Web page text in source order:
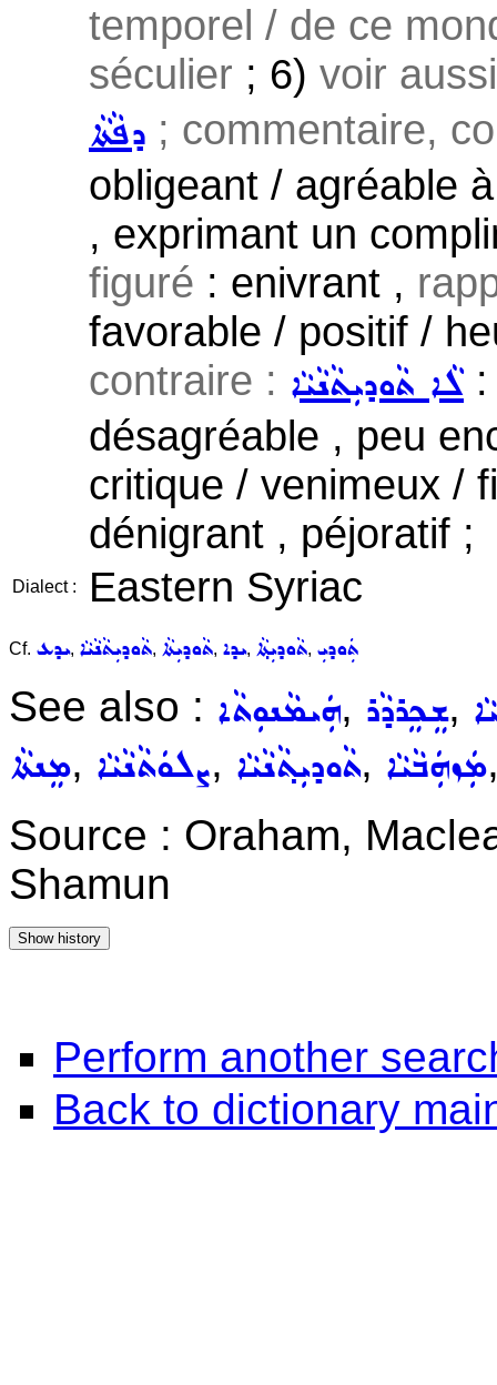
temporel / de ce
séculier ; 6) voir
ܕܦܵܬܵܐ ; commentaire,
obligeant / agréable
, exprimant un
figuré : enivrant ,
favorable / positif /
contraire : ܠܵܐ ܬܵܘܕܝܼܬܵܢܵܝܵܐ:
désagréable , peu
critique / venimeux /
dénigrant , péjoratif ;
Dialect : Eastern Syriac
Cf. ܝܕܥ, ܬܵܘܕܝܼܬܵܢܵܝܵܐ, ܬܵܘܕܝܼܬܵܐ, ܝܕܐ, ܬܵܘܕܝܼܬ݂ܵܐ, ܬܲܘܕܝܼ
See also : ܗܲܝܡܵܢܘܼܬܵܐ, ܫܸܟܸܪܕܵܪ,
ܡܸܢܬܵܐ, ܨܠܘܿܬܵܢܵܝܵܐ, ܬܵܘܕܝܼܬ݂ܵܢܵܝܵܐ, ܡܲܙܗܲܒܵܝܵܐ
Source : Oraham,
Shamun
Perform another
Back to dictionary